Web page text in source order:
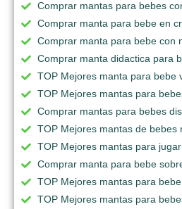
Comprar mantas para bebes
Comprar manta para bebe en
Comprar manta para bebe con
Comprar manta didactica para
TOP Mejores manta para bebe
TOP Mejores mantas para
Comprar mantas para bebes
TOP Mejores mantas de bebes
TOP Mejores mantas para
Comprar manta para bebe
TOP Mejores mantas para
TOP Mejores mantas para